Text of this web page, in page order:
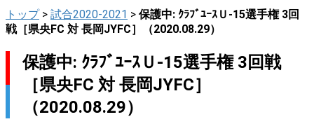
トップ> 試合2020-2021 > 保護中: ｸﾗﾌﾞﾕｰｽＵ-15選手権 3回
戦［県央FC 対 長岡JYFC］（2020.08.29）
保護中: ｸﾗﾌﾞﾕｰｽＵ-15選手権 3回戦
［県央FC 対 長岡JYFC］
（2020.08.29）